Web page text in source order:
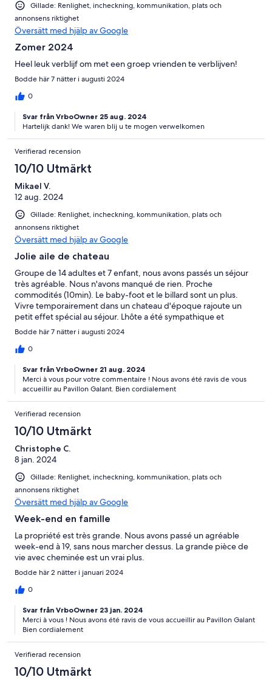
Gillade: Renlighet, incheckning, kommunikation, plats och
annonsens riktighet
Översätt med hjälp av Google
Zomer 2024
Heel leuk verblijf om met een groep vrienden te verblijven!
Bodde här 7 nätter i augusti 2024
0
Svar från VrboOwner 25 aug. 2024
Hartelijk dank! We waren blij u te mogen verwelkomen
Verifierad recension
10/10 Utmärkt
Mikael V.
12 aug. 2024
Gillade: Renlighet, incheckning, kommunikation, plats och
annonsens riktighet
Översätt med hjälp av Google
Jolie aile de chateau
Groupe de 14 adultes et 7 enfant, nous avons passés un séjour
très agréable. Nous n'avons manqué de rien. Proche
commodités (10min). Le baby-foot et le billard sont un plus.
Vivre temporairement dans un chateau d'époque rajoute un
petit effet spécial au séjour. Lhôte a été sympathique et
disponible.
Bodde här 7 nätter i augusti 2024
0
Svar från VrboOwner 21 aug. 2024
Merci à vous pour votre commentaire ! Nous avons été ravis de vous
accueillir au Pavillon Galant. Bien cordialement
Verifierad recension
10/10 Utmärkt
Christophe C.
8 jan. 2024
Gillade: Renlighet, incheckning, kommunikation, plats och
annonsens riktighet
Översätt med hjälp av Google
Week-end en famille
La propriété est très grande. Nous avons passé un agréable
week-end à 19, sans nous marcher dessus. La grande pièce de
vie avec cheminée est un vrai plus.
Bodde här 2 nätter i januari 2024
0
Svar från VrboOwner 23 jan. 2024
Merci à vous ! Nous avons été ravis de vous accueillir au Pavillon Galant
Bien cordialement
Verifierad recension
10/10 Utmärkt